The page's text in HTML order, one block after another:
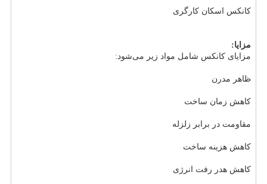
کانکس اسکان کارگری
مزایا:
مزایای کانکس شامل مواد زیر می‌شود:
ظاهر مدرن
کاهش زمان ساخت
مقاومت در برابر زلزله
کاهش هزینه ساخت
کاهش هدر رفت انرژی